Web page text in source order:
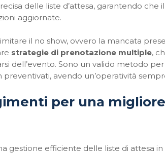
delle liste d’attesa, garantendo
aggiornate.
il no show, ovvero la mancata
strategie di prenotazione ​​multiple,
dell’evento. Sono un valido metodo
preventivati, avendo un’operatività
per una
gestione efficiente delle liste di attesa